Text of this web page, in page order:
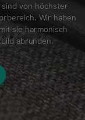
von höchster
Wir haben
sie harmonisch
abrunden.